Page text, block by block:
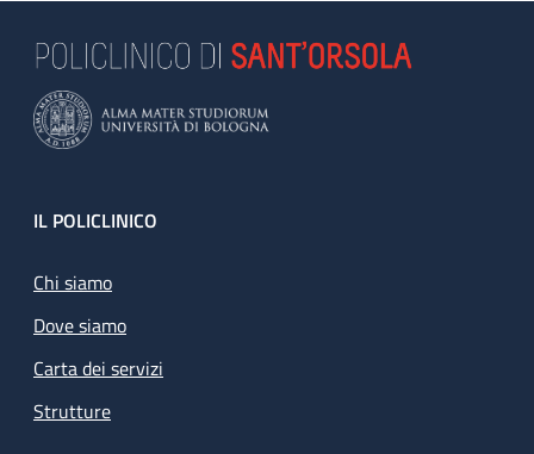
Footer
IL POLICLINICO
Chi siamo
Dove siamo
Carta dei servizi
Strutture